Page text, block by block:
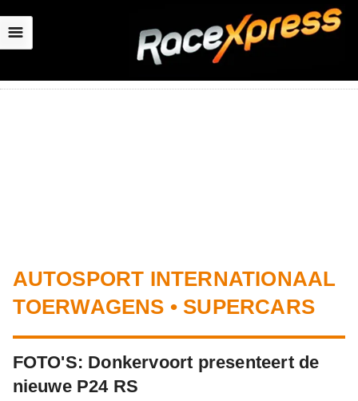
☰
AUTOSPORT INTERNATIONAAL
TOERWAGENS • SUPERCARS
FOTO'S: Donkervoort presenteert de
nieuwe P24 RS